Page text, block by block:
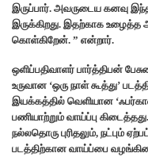
இருப்பார். அவருடைய கனவு
இருக்கிறது. இதற்காக உழைத்த
கொள்கிறேன். ” என்றார்.
ஒளிப்பதிவாளர் பார்த்திபன்
உருவான ‘ஒரு நாள் கூத்து’
இயக்கத்தில் வெளியான
பணியாற்றும் வாய்ப்பு
நல்லதொரு புரிதலும், நட்பும்
படத்திற்கான வாய்ப்பை